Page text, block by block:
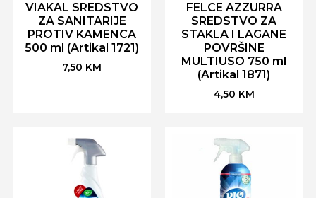
VIAKAL SREDSTVO
ZA SANITARIJE
PROTIV KAMENCA
500 ml (Artikal 1721)
7,50 KM
FELCE AZZURRA
SREDSTVO ZA
STAKLA I LAGANE
POVRŠINE
MULTIUSO 750 ml
(Artikal 1871)
4,50 KM